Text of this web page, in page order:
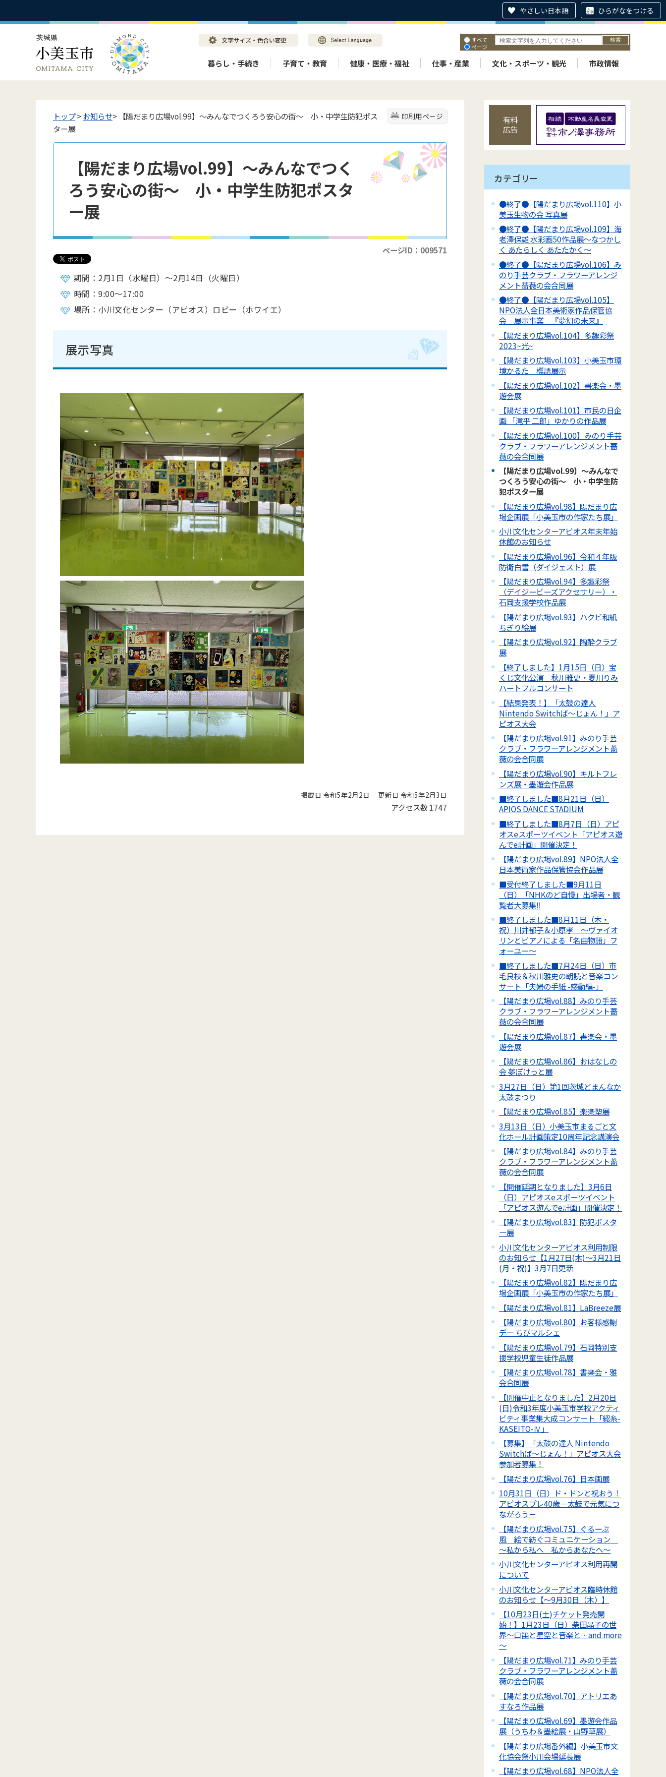
やさしい日本語 ひらがなをつける
すべて
ページ
暮らし・手続き 子育て・教育 健康・医療・福祉 仕事・産業 文化・スポーツ・観光 市政情報
印刷用ページ
トップ>お知らせ> 【陽だまり広場vol.99】～みんなでつくろう安心の街～ 小・中学生防犯ポス
ター展
【陽だまり広場vol.99】～みんなでつく
ろう安心の街～ 小・中学生防犯ポスタ
ー展
ページID：009571
期間：2月1日（水曜日）～2月14日（火曜日）
時間：9:00～17:00
場所：小川文化センター（アピオス）ロビー（ホワイエ）
展示写真
掲載日 令和5年2月2日 更新日 令和5年2月3日
アクセス数1747
有料
広告
カテゴリー
●終了●【陽だまり広場vol.110】小
美玉生物の会 写真展
●終了●【陽だまり広場vol.109】海
老澤保雄 水彩画50作品展～なつかし
く あたらしく あたたかく～
●終了●【陽だまり広場vol.106】み
のり手芸クラブ・フラワーアレンジ
メント薔薇の会合同展
●終了●【陽だまり広場vol.105】
NPO法人全日本美術家作品保管協
会 展示事業 『夢幻の未来』
【陽だまり広場vol.104】多趣彩祭
2023~光~
【陽だまり広場vol.103】小美玉市環
境かるた 標語展示
【陽だまり広場vol.102】書楽会・墨
遊会展
【陽だまり広場vol.101】市民の日企
画 「滝平 二郎」ゆかりの作品展
【陽だまり広場vol.100】みのり手芸
クラブ・フラワーアレンジメント薔
薇の会合同展
【陽だまり広場vol.99】～みんなで
つくろう安心の街～ 小・中学生防
犯ポスター展
【陽だまり広場vol.98】陽だまり広
場企画展「小美玉市の作家たち展」
小川文化センターアピオス年末年始
休館のお知らせ
【陽だまり広場vol.96】令和４年版
防衛白書（ダイジェスト）展
【陽だまり広場vol.94】多趣彩祭
（デイジービーズアクセサリー）・
石岡支援学校作品展
【陽だまり広場vol.93】ハクビ和紙
ちぎり絵展
【陽だまり広場vol.92】陶酔クラブ
展
【終了しました】1月15日（日）宝
くじ文化公演 秋川雅史・夏川りみ
ハートフルコンサート
【結果発表！】「太鼓の達人
Nintendo Switchば～じょん！」ア
ピオス大会
【陽だまり広場vol.91】みのり手芸
クラブ・フラワーアレンジメント薔
薇の会合同展
【陽だまり広場vol.90】キルトフレ
ンズ展・墨遊会作品展
■終了しました■8月21日（日）
APIOS DANCE STADIUM
■終了しました■8月7日（日）アピ
オスeスポーツイベント「アピオス遊
んでe計画」開催決定！
【陽だまり広場vol.89】NPO法人全
日本美術家作品保管協会作品展
■受付終了しました■9月11日
（日）「NHKのど自慢」出場者・観
覧者大募集‼
■終了しました■8月11日（木・
祝）川井郁子＆小原孝 ～ヴァイオ
リンとピアノによる「名曲物語」フ
ォーユー～
■終了しました■7月24日（日）市
毛良枝＆秋川雅史の朗読と音楽コン
サート「夫婦の手紙 -感動編-」
【陽だまり広場vol.88】みのり手芸
クラブ・フラワーアレンジメント薔
薇の会合同展
【陽だまり広場vol.87】書楽会・墨
遊会展
【陽だまり広場vol.86】おはなしの
会 夢ぽけっと展
3月27日（日）第1回茨城どまんなか
太鼓まつり
【陽だまり広場vol.85】楽楽塾展
3月13日（日）小美玉市まるごと文
化ホール計画策定10周年記念講演会
【陽だまり広場vol.84】みのり手芸
クラブ・フラワーアレンジメント薔
薇の会合同展
【開催延期となりました】3月6日
（日）アピオスeスポーツイベント
「アピオス遊んでe計画」開催決定！
【陽だまり広場vol.83】防犯ポスタ
ー展
小川文化センターアピオス利用制限
のお知らせ【1月27日(木)～3月21日
(月・祝)】3月7日更新
【陽だまり広場vol.82】陽だまり広
場企画展「小美玉市の作家たち展」
【陽だまり広場vol.81】LaBreeze展
【陽だまり広場vol.80】お客様感謝
デー ちびマルシェ
【陽だまり広場vol.79】石岡特別支
援学校児童生徒作品展
【陽だまり広場vol.78】書楽会・雅
会合同展
【開催中止となりました】2月20日
(日)令和3年度小美玉市学校アクティ
ビティ事業集大成コンサート「綛糸-
KASEITO-Ⅳ」
【募集】「太鼓の達人 Nintendo
Switchば～じょん！」アピオス大会
参加者募集！
【陽だまり広場vol.76】日本画展
10月31日（日）ド・ドンと祝おう！
アピオスプレ40歳－太鼓で元気につ
ながろう－
【陽だまり広場vol.75】ぐるーぷ
風 絵で紡ぐコミュニケーション
～私から私へ 私からあなたへ～
小川文化センターアピオス利用再開
について
小川文化センターアピオス臨時休館
のお知らせ【～9月30日（木）】
【10月23日(土)チケット発売開
始！】1月23日（日）柴田晶子の世
界～口笛と星空と音楽と…and more
～
【陽だまり広場vol.71】みのり手芸
クラブ・フラワーアレンジメント薔
薇の会合同展
【陽だまり広場vol.70】アトリエあ
すなろ作品展
【陽だまり広場vol.69】墨遊会作品
展（うちわ＆墨絵展・山野草展）
【陽だまり広場番外編】小美玉市文
化協会祭小川会場延長展
【陽だまり広場vol.68】NPO法人全